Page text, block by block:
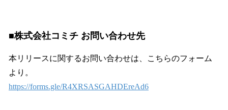
■株式会社コミチ お問い合わせ先
本リリースに関するお問い合わせは、こちらのフォーム
より。
https://forms.gle/R4XRSASGAHDEreAd6